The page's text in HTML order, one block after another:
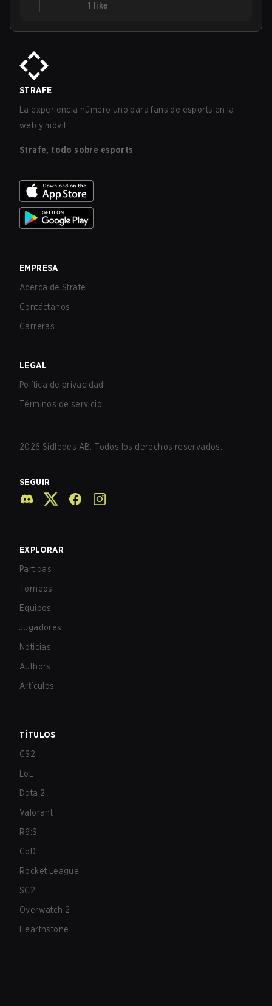
1
like
STRAFE
La experiencia número uno para fans de esports en la
web y móvil.
Strafe, todo sobre esports
EMPRESA
Acerca de Strafe
Contáctanos
Carreras
LEGAL
Política de privacidad
Términos de servicio
2026 Sidledes AB. Todos los derechos reservados.
SEGUIR
EXPLORAR
Partidas
Torneos
Equipos
Jugadores
Noticias
Authors
Artículos
TÍTULOS
CS2
LoL
Dota 2
Valorant
R6:S
CoD
Rocket League
SC2
Overwatch 2
Hearthstone